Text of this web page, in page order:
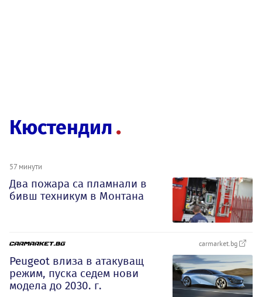
Кюстендил
57 минути
Два пожара са пламнали в
бивш техникум в Монтана
carmarket.bg
Peugeot влиза в атакуващ
режим, пуска седем нови
модела до 2030. г.